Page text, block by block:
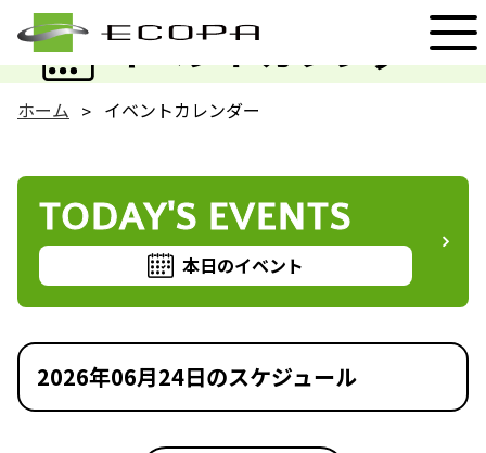
イベントカレンダー
EVENT
ホーム イベントカレンダー
TODAY'S EVENTS
本日のイベント
2026年06月24日のスケジュール